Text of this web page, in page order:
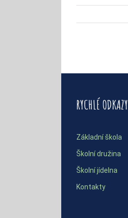
RYCHLÉ ODKAZY
Základní škola
Školní družina
Školní jídelna
Kontakty